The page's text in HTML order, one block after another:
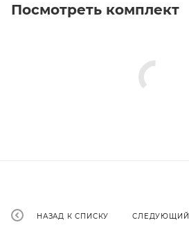
Посмотреть комплект
НАЗАД К СПИСКУ СЛЕДУЮЩИЙ